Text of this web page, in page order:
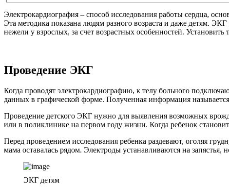
Электрокардиография – способ исследования работы сердца,
Эта методика показана людям разного возраста и даже детям.
нежели у взрослых, за счет возрастных особенностей.
Проведение ЭКГ
Когда проводят электрокардиографию, к телу больного
данных в графической форме. Полученная информация
Проведение детского ЭКГ нужно для выявления возможных
или в поликлинике на первом году жизни. Когда ребенок
Перед проведением исследования ребенка раздевают, оголяя
мама оставалась рядом. Электроды устанавливаются на
ЭКГ детям